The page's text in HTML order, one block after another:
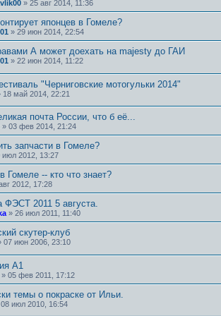
» 25 авг 2014, 11:36
японцев в Гомеле?
» 29 июн 2014, 22:54
А может доехать на majesty до ГАИ
» 22 июн 2014, 11:22
"Черниговские мотогульки 2014"
18 май 2014, 22:21
почта России, что б её...
» 03 фев 2014, 21:24
запчасти в Гомеле?
июл 2012, 13:27
Гомеле -- кто что знает?
2012, 17:28
ФЭСТ 2011 5 августа.
» 26 июл 2011, 11:40
скутер-клуб
07 июн 2006, 23:10
А1
» 05 фев 2011, 17:12
темы о покраске от Ильи.
08 июл 2010, 16:54